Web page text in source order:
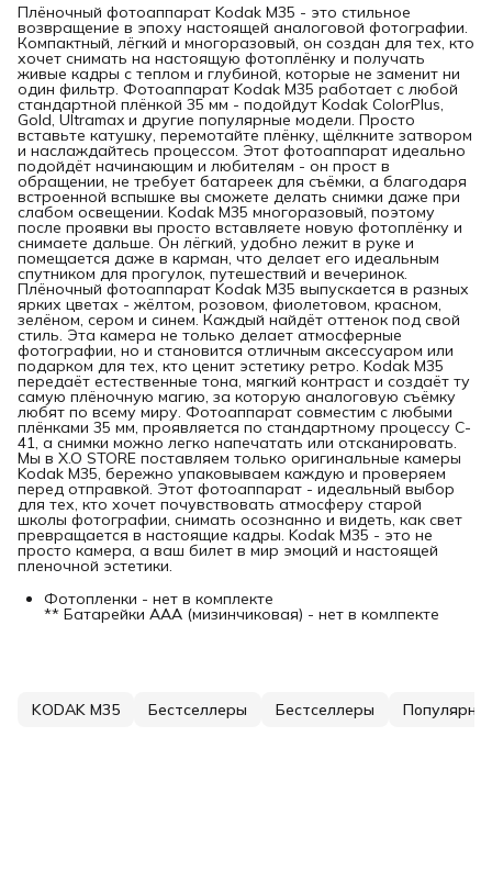
Плёночный фотоаппарат Kodak M35 - это стильное
возвращение в эпоху настоящей аналоговой фотографии.
Компактный, лёгкий и многоразовый, он создан для тех, кто
хочет снимать на настоящую фотоплёнку и получать
живые кадры с теплом и глубиной, которые не заменит ни
один фильтр. Фотоаппарат Kodak M35 работает с любой
стандартной плёнкой 35 мм - подойдут Kodak ColorPlus,
Gold, Ultramax и другие популярные модели. Просто
вставьте катушку, перемотайте плёнку, щёлкните затвором
и наслаждайтесь процессом. Этот фотоаппарат идеально
подойдёт начинающим и любителям - он прост в
обращении, не требует батареек для съёмки, а благодаря
встроенной вспышке вы сможете делать снимки даже при
слабом освещении. Kodak M35 многоразовый, поэтому
после проявки вы просто вставляете новую фотоплёнку и
снимаете дальше. Он лёгкий, удобно лежит в руке и
помещается даже в карман, что делает его идеальным
спутником для прогулок, путешествий и вечеринок.
Плёночный фотоаппарат Kodak M35 выпускается в разных
ярких цветах - жёлтом, розовом, фиолетовом, красном,
зелёном, сером и синем. Каждый найдёт оттенок под свой
стиль. Эта камера не только делает атмосферные
фотографии, но и становится отличным аксессуаром или
подарком для тех, кто ценит эстетику ретро. Kodak M35
передаёт естественные тона, мягкий контраст и создаёт ту
самую плёночную магию, за которую аналоговую съёмку
любят по всему миру. Фотоаппарат совместим с любыми
плёнками 35 мм, проявляется по стандартному процессу C-
41, а снимки можно легко напечатать или отсканировать.
Мы в X.O STORE поставляем только оригинальные камеры
Kodak M35, бережно упаковываем каждую и проверяем
перед отправкой. Этот фотоаппарат - идеальный выбор
для тех, кто хочет почувствовать атмосферу старой
школы фотографии, снимать осознанно и видеть, как свет
превращается в настоящие кадры. Kodak M35 - это не
просто камера, а ваш билет в мир эмоций и настоящей
пленочной эстетики.
Фотопленки - нет в комплекте
** Батарейки ААА (мизинчиковая) - нет в комлпекте
KODAK M35 Бестселлеры Бестселлеры